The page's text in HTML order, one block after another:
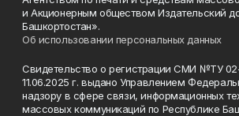
и Акционерным обществом Издательский
Башкортостан».
Об использовании персональных данных
Свидетельство о регистрации СМИ №ТУ
11.06.2025 г. выдано Управлением
надзору в сфере связи, информационных
массовых коммуникаций по Республике